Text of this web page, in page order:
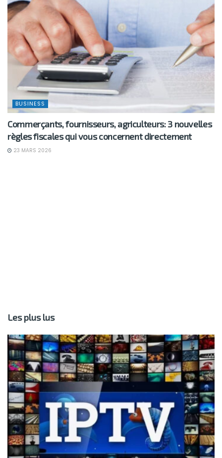
BUSINESS
Commerçants, fournisseurs, agriculteurs: 3 nouvelles
règles fiscales qui vous concernent directement
23 MARS 2026
Les plus lus